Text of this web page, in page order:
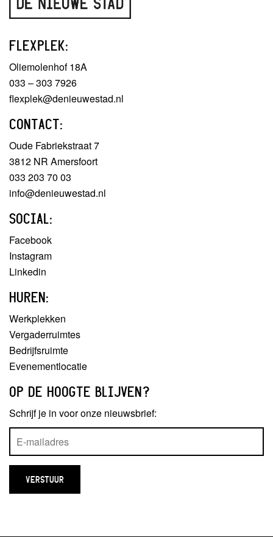
FLEXPLEK:
Oliemolenhof 18A
033 – 303 7926
flexplek@denieuwestad.nl
CONTACT:
Oude Fabriekstraat 7
3812 NR Amersfoort
033 203 70 03
info@denieuwestad.nl
SOCIAL:
Facebook
Instagram
Linkedin
HUREN:
Werkplekken
Vergaderruimtes
Bedrijfsruimte
Evenementlocatie
OP DE HOOGTE BLIJVEN?
Schrijf je in voor onze nieuwsbrief: